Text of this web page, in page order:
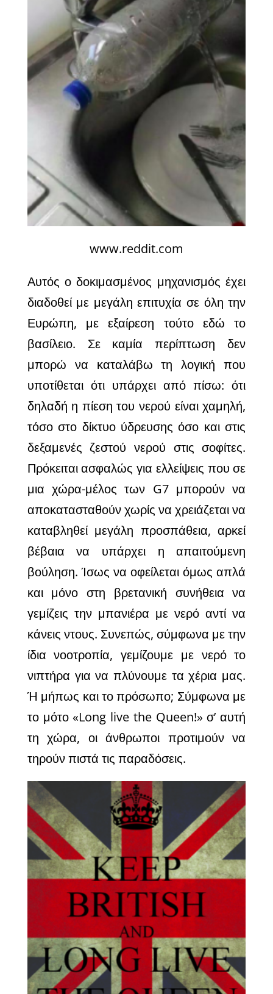
www.reddit.com
Αυτός ο δοκιμασμένος μηχανισμός έχει
διαδοθεί με μεγάλη επιτυχία σε όλη την
Ευρώπη, με εξαίρεση τούτο εδώ το
βασίλειο. Σε καμία περίπτωση δεν
μπορώ να καταλάβω τη λογική που
υποτίθεται ότι υπάρχει από πίσω: ότι
δηλαδή η πίεση του νερού είναι χαμηλή,
τόσο στο δίκτυο ύδρευσης όσο και στις
δεξαμενές ζεστού νερού στις σοφίτες.
Πρόκειται ασφαλώς για ελλείψεις που σε
μια χώρα-μέλος των G7 μπορούν να
αποκατασταθούν χωρίς να χρειάζεται να
καταβληθεί μεγάλη προσπάθεια, αρκεί
βέβαια να υπάρχει η απαιτούμενη
βούληση. Ίσως να οφείλεται όμως απλά
και μόνο στη βρετανική συνήθεια να
γεμίζεις την μπανιέρα με νερό αντί να
κάνεις ντους. Συνεπώς, σύμφωνα με την
ίδια νοοτροπία, γεμίζουμε με νερό το
νιπτήρα για να πλύνουμε τα χέρια μας.
Ή μήπως και το πρόσωπο; Σύμφωνα με
το μότο «Long live the Queen!» σ’ αυτή
τη χώρα, οι άνθρωποι προτιμούν να
τηρούν πιστά τις παραδόσεις.